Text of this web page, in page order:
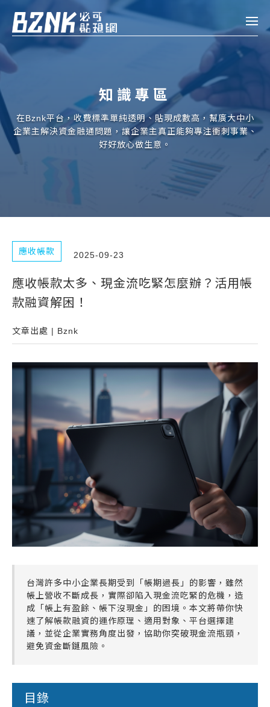
Bznk 必可貼現網
申貸
企業融資
房屋副擔保融資
常見問題
帳款轉讓
企業專案融資
知識專區
平台介紹
註冊 登入
知識專區
在Bznk平台，收費標準單純透明、貼現成數高，幫廣大中小
企業主解決資金融通問題，讓企業主真正能夠專注衝刺事業、
好好放心做生意。
應收帳款 2025-09-23
應收帳款太多、現金流吃緊怎麼辦？活用帳
款融資解困！
文章出處 | Bznk
台灣許多中小企業長期受到「帳期過長」的影響，雖然
帳上營收不斷成長，實際卻陷入現金流吃緊的危機，造
成「帳上有盈餘、帳下沒現金」的困境。本文將帶你快
速了解帳款融資的運作原理、適用對象、平台選擇建
議，並從企業實務角度出發，協助你突破現金流瓶頸，
避免資金斷鏈風險。
目錄